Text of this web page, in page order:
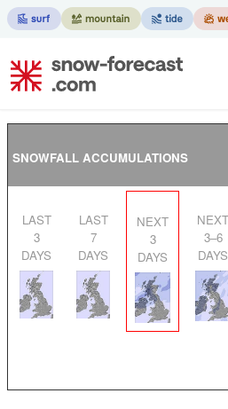
SNOWFALL ACCUMULATIONS
LAST
3
DAYS
LAST
7
DAYS
NEXT
3
DAYS
NEXT
3–6
DAYS